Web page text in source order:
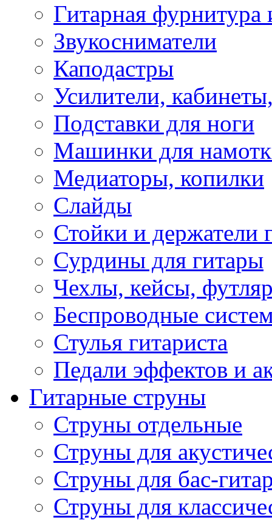
Гитарная фурнитура
Звукосниматели
Каподастры
Усилители,
Подставки для ноги
Машинки для
Медиаторы, копилки
Слайды
Стойки и держатели
Сурдины для гитары
Чехлы, кейсы,
Беспроводные
Стулья гитариста
Педали эффектов и
Гитарные струны
Струны отдельные
Струны для
Струны для бас-
Струны для